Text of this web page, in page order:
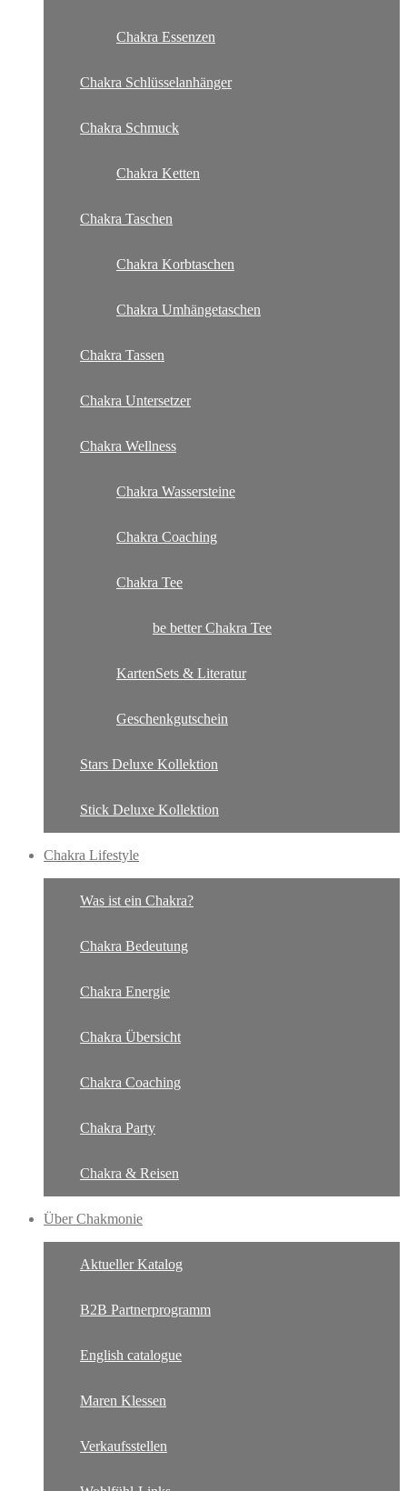
Chakra Essenzen
Chakra Schlüsselanhänger
Chakra Schmuck
Chakra Ketten
Chakra Taschen
Chakra Korbtaschen
Chakra Umhängetaschen
Chakra Tassen
Chakra Untersetzer
Chakra Wellness
Chakra Wassersteine
Chakra Coaching
Chakra Tee
be better Chakra Tee
KartenSets & Literatur
Geschenkgutschein
Stars Deluxe Kollektion
Stick Deluxe Kollektion
Chakra Lifestyle
Was ist ein Chakra?
Chakra Bedeutung
Chakra Energie
Chakra Übersicht
Chakra Coaching
Chakra Party
Chakra & Reisen
Über Chakmonie
Aktueller Katalog
B2B Partnerprogramm
English catalogue
Maren Klessen
Verkaufsstellen